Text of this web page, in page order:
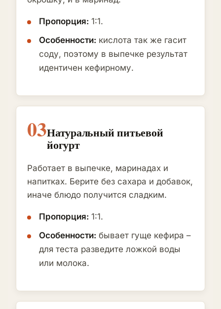
Пропорция: 1:1.
Особенности: кислота так же гасит
соду, поэтому в выпечке результат
идентичен кефирному.
03Натуральный питьевой
йогурт
Работает в выпечке, маринадах и
напитках. Берите без сахара и добавок,
иначе блюдо получится сладким.
Пропорция: 1:1.
Особенности: бывает гуще кефира –
для теста разведите ложкой воды
или молока.